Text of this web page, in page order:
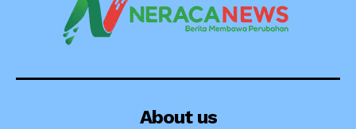
About us